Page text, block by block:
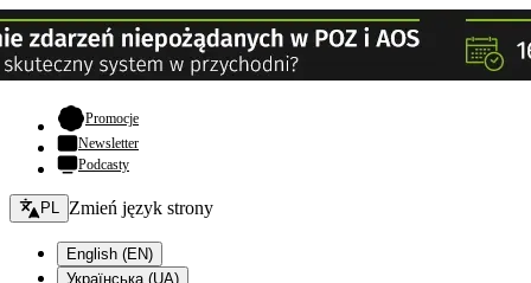
Promocje- otwiera się w nowej karcie
Newsletter
Podcasty
Zmień język - bieżący:
PL Zmień język strony
English (EN)
Українська (UA)